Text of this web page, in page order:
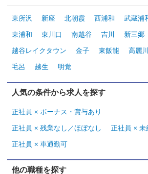
東所沢 新座 北朝霞 西浦和 武蔵浦
東浦和 東川口 南越谷 吉川 新三郷
越谷レイクタウン 金子 東飯能 高麗川
毛呂 越生 明覚
人気の条件から求人を探す
正社員 × ボーナス・賞与あり
正社員 × 残業なし／ほぼなし 正社員 × 未
正社員 × 車通勤可
他の職種を探す